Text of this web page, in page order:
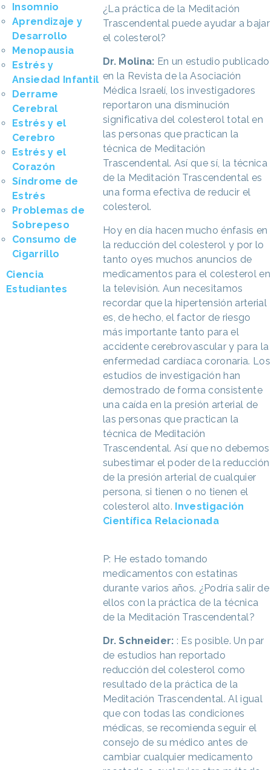
Insomnio
Aprendizaje y
Desarrollo
Menopausia
Estrés y
Ansiedad Infantil
Derrame
Cerebral
Estrés y el
Cerebro
Estrés y el
Corazón
Síndrome de
Estrés
Problemas de
Sobrepeso
Consumo de
Cigarrillo
Ciencia
Estudiantes
¿La práctica de la Meditación
Trascendental puede ayudar a bajar
el colesterol?
Dr. Molina: En un estudio publicado
en la Revista de la Asociación
Médica Israelí, los investigadores
reportaron una disminución
significativa del colesterol total en
las personas que practican la
técnica de Meditación
Trascendental. Así que sí, la técnica
de la Meditación Trascendental es
una forma efectiva de reducir el
colesterol.
Hoy en día hacen mucho énfasis en
la reducción del colesterol y por lo
tanto oyes muchos anuncios de
medicamentos para el colesterol en
la televisión. Aun necesitamos
recordar que la hipertensión arterial
es, de hecho, el factor de riesgo
más importante tanto para el
accidente cerebrovascular y para la
enfermedad cardíaca coronaria. Los
estudios de investigación han
demostrado de forma consistente
una caída en la presión arterial de
las personas que practican la
técnica de Meditación
Trascendental. Así que no debemos
subestimar el poder de la reducción
de la presión arterial de cualquier
persona, si tienen o no tienen el
colesterol alto. Investigación
Científica Relacionada
P: He estado tomando
medicamentos con estatinas
durante varios años. ¿Podría salir de
ellos con la práctica de la técnica
de la Meditación Trascendental?
Dr. Schneider: : Es posible. Un par
de estudios han reportado
reducción del colesterol como
resultado de la práctica de la
Meditación Trascendental. Al igual
que con todas las condiciones
médicas, se recomienda seguir el
consejo de su médico antes de
cambiar cualquier medicamento